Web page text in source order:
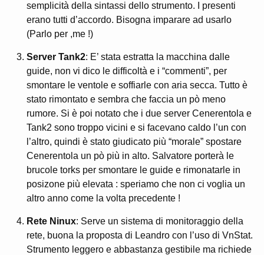
semplicità della sintassi dello strumento. I presenti
erano tutti d’accordo. Bisogna imparare ad usarlo
(Parlo per ,me !)
Server Tank2: E’ stata estratta la macchina dalle
guide, non vi dico le difficoltà e i “commenti”, per
smontare le ventole e soffiarle con aria secca. Tutto è
stato rimontato e sembra che faccia un pò meno
rumore. Si è poi notato che i due server Cenerentola e
Tank2 sono troppo vicini e si facevano caldo l’un con
l’altro, quindi è stato giudicato più “morale” spostare
Cenerentola un pò più in alto. Salvatore porterà le
brucole torks per smontare le guide e rimonatarle in
posizone più elevata : speriamo che non ci voglia un
altro anno come la volta precedente !
Rete Ninux: Serve un sistema di monitoraggio della
rete, buona la proposta di Leandro con l’uso di VnStat.
Strumento leggero e abbastanza gestibile ma richiede